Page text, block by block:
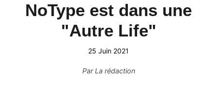
NoType est dans une
"Autre Life"
25 Juin 2021
ParLa rédaction